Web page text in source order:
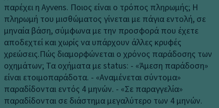
παρέχει η Ayvens. Ποιος είναι ο τρόπος πληρωμής; Η
πληρωμή του μισθώματος γίνεται με πάγια εντολή, σε
μηναία βάση, σύμφωνα με την προσφορά που έχετε
αποδεχτεί και χωρίς να υπάρχουν άλλες κρυφές
χρεώσεις.Πώς διαμορφώνεται ο χρόνος παράδοσης των
οχημάτων; Τα οχήματα με status: - «Άμεση παράδοση»
είναι ετοιμοπαράδοτα. - «Αναμένεται σύντομα»
παραδίδονται εντός 4 μηνών. - «Σε παραγγελία»
παραδίδονται σε διάστημα μεγαλύτερο των 4 μηνών.